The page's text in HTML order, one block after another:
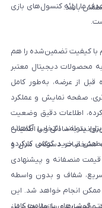
باشد.
ما ارائه کنسول‌های بازی
کیفیت تضمین‌شده را هم
به محصولات دیجیتال معتبر
قبل از عرضه، به‌طور کامل
صفحه نمایش و عملکرد
اطلاعات دقیق وضعیت
بتوانند انتخابی آگاهانه
از خرید گوشی کارکرده
به‌سادگی و با اطمینان
مشخصات دستگاه، مدل و
قیمت منصفانه و پیشنهادی
سریع، شفاف و بدون واسطه
ممکن انجام خواهد شد. این
گوشی‌های با سلامت کامل